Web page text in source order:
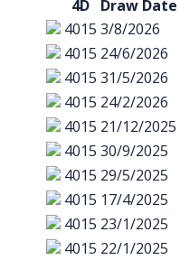
4D Draw Date
4015 3/8/2026
4015 24/6/2026
4015 31/5/2026
4015 24/2/2026
4015 21/12/2025
4015 30/9/2025
4015 29/5/2025
4015 17/4/2025
4015 23/1/2025
4015 22/1/2025